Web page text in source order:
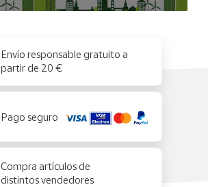
Envío responsable gratuito a
partir de 20 €
Pago seguro
Compra artículos de
distintos vendedores